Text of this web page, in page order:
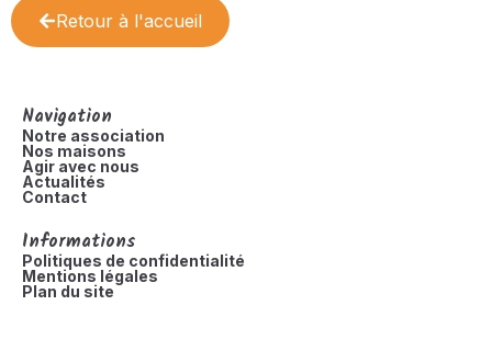
Retour à l'accueil
Navigation
Notre association
Nos maisons
Agir avec nous
Actualités
Contact
Informations
Politiques de confidentialité
Mentions légales
Plan du site